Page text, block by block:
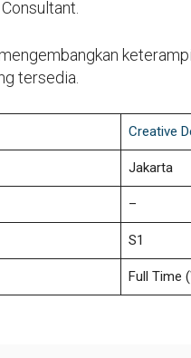
tersedia.
Creative
Jakarta
–
S1
Full Time